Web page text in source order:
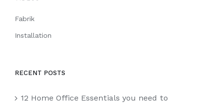
Fabrik
Installation
RECENT POSTS
12 Home Office Essentials you need to